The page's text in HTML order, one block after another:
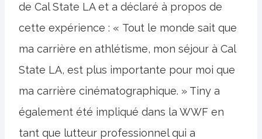
de Cal State LA et a déclaré à propos de
cette expérience : « Tout le monde sait que
ma carrière en athlétisme, mon séjour à Cal
State LA, est plus importante pour moi que
ma carrière cinématographique. » Tiny a
également été impliqué dans la WWF en
tant que lutteur professionnel qui a